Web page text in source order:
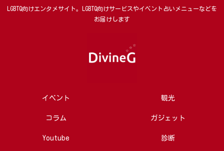
LGBTQ向けエンタメサイト。LGBTQ向けサービスやイベント占いメニューなどを
お届けします
イベント 観光
コラム ガジェット
Youtube 診断